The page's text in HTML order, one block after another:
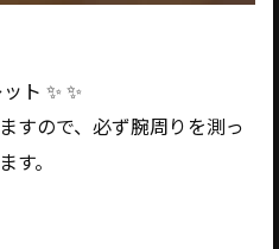
ト ✨ ✨
すので、必ず腕周りを測っ
す。